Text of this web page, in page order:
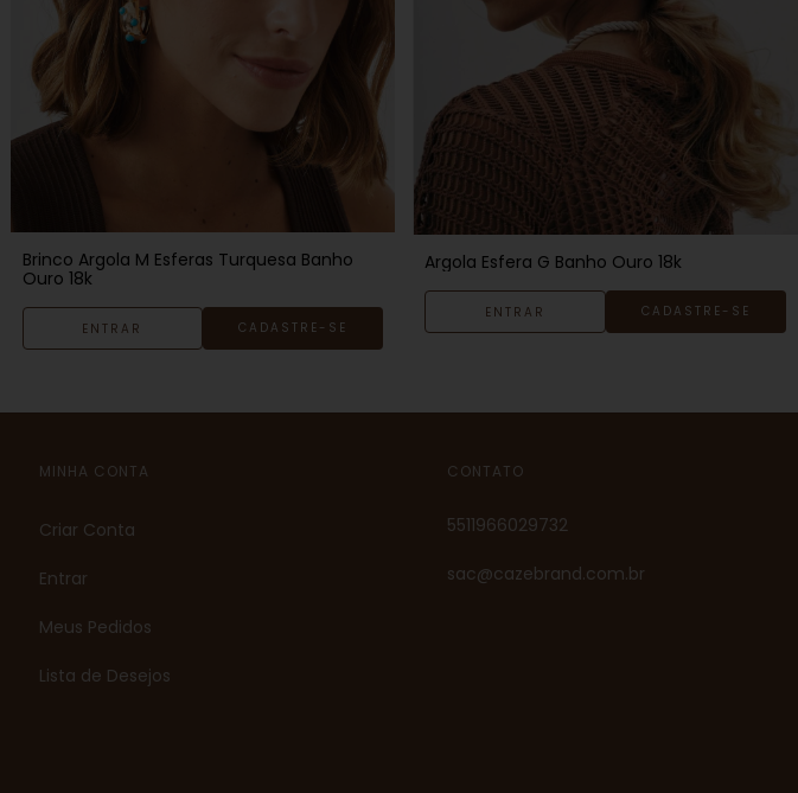
Brinco Argola M Esferas Turquesa Banho
Ouro 18k
ENTRAR CADASTRE-SE
Argola Esfera G Banho Ouro 18k
ENTRAR CADASTRE-SE
MINHA CONTA
Criar Conta
Entrar
Meus Pedidos
Lista de Desejos
CONTATO
5511966029732
sac@cazebrand.com.br